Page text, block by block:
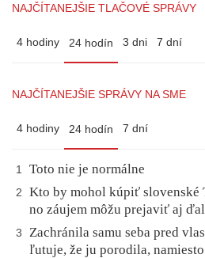
NAJČÍTANEJŠIE TLAČOVÉ SPRÁVY
4 hodiny 24 hodín 3 dni 7 dní
NAJČÍTANEJŠIE SPRÁVY NA SME
4 hodiny 24 hodín 7 dní
1 Toto nie je normálne
2
Kto by mohol kúpiť slovenské
no záujem môžu prejaviť aj
3
Zachránila samu seba pred
ľutuje, že ju porodila,